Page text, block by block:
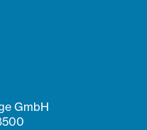
GmbH